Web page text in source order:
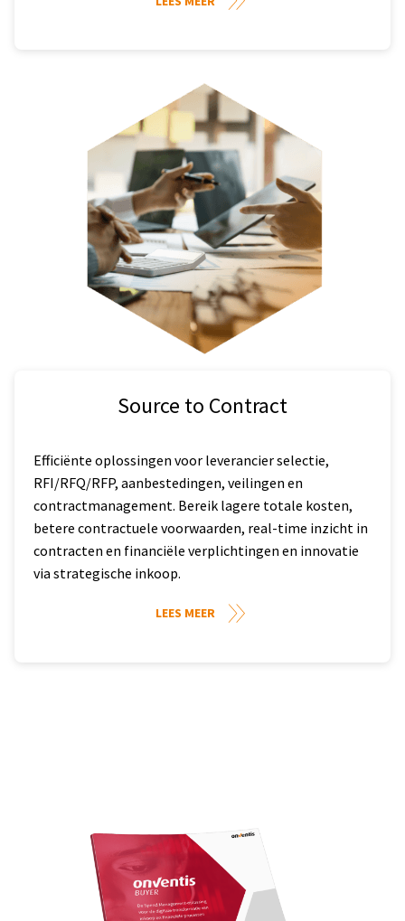
Source to Contract
Efficiënte oplossingen voor leverancier selectie,
RFI/RFQ/RFP, aanbestedingen, veilingen en
contractmanagement. Bereik lagere totale kosten,
betere contractuele voorwaarden, real-time inzicht in
contracten en financiële verplichtingen en innovatie
via strategische inkoop.
LEES MEER